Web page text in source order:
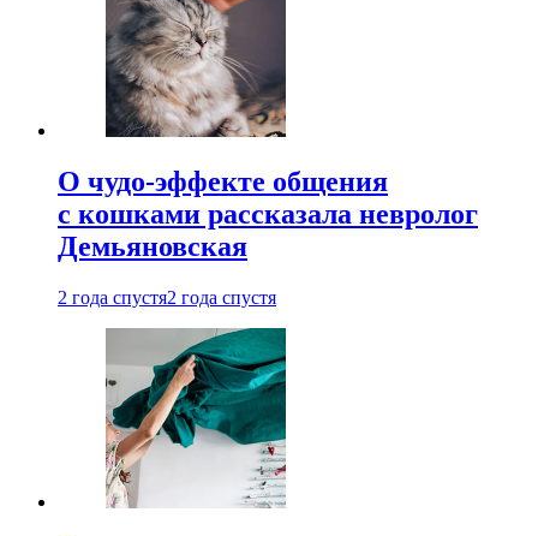
О чудо-эффекте общения
с кошками рассказала невролог
Демьяновская
2 года спустя2 года спустя